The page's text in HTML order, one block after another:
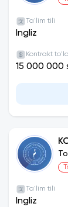
Ta'lim tili
Ingliz
Kontrakt
15 000 000
Ta'lim tili
Ingliz